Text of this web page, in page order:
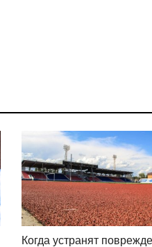
Когда устранят